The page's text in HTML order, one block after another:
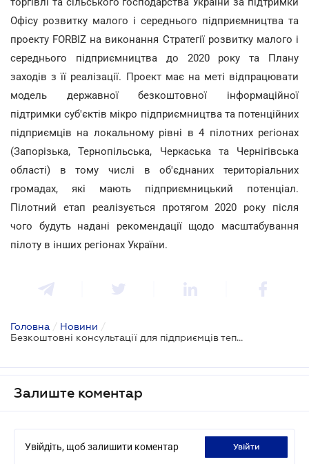
Офісу розвитку малого і середнього підприємництва та
проекту FORBIZ на виконання Стратегії розвитку малого і
середнього підприємництва до 2020 року та Плану
заходів з її реалізації. Проект має на меті відпрацювати
модель державної безкоштовної інформаційної
підтримки суб'єктів мікро підприємництва та потенційних
підприємців на локальному рівні в 4 пілотних регіонах
(Запорізька, Тернопільська, Черкаська та Чернігівська
області) в тому числі в об'єднаних територіальних
громадах, які мають підприємницький потенціал.
Пілотний етап реалізується протягом 2020 року після
чого будуть надані рекомендації щодо масштабування
пілоту в інших регіонах України.
Головна / Новини /
Безкоштовні консультації для підприємців тепер доступні онлайн
Залиште коментар
Увійдіть, щоб залишити коментар увійти